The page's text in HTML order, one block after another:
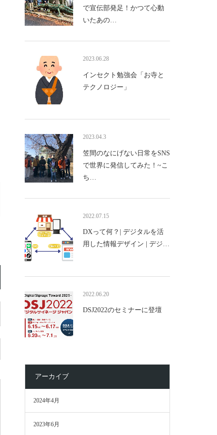
で宣伝部発足！かつて心動
いたあの…
2023.06.28
インセクト勉強会「お寺と
テクノロジー」
2023.04.3
笠間のなにげない日常をSNS
で世界に発信してみた！~こ
ち…
2022.07.15
DXって何？| デジタルを活
用した情報デザイン | デジ…
2022.06.20
DSJ2022のセミナーに登壇
アーカイブ
2024年4月
2023年6月